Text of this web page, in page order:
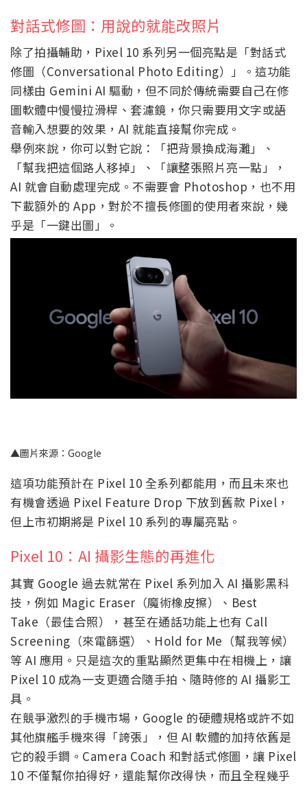
對話式修圖：用說的就能改照片
除了拍攝輔助，Pixel 10 系列另一個亮點是「對話式
修圖（Conversational Photo Editing）」。這功能
同樣由 Gemini AI 驅動，但不同於傳統需要自己在修
圖軟體中慢慢拉滑桿、套濾鏡，你只需要用文字或語
音輸入想要的效果，AI 就能直接幫你完成。
舉例來說，你可以對它說：「把背景換成海灘」、
「幫我把這個路人移掉」、「讓整張照片亮一點」，
AI 就會自動處理完成。不需要會 Photoshop，也不用
下載額外的 App，對於不擅長修圖的使用者來說，幾
乎是「一鍵出圖」。
▲圖片來源：Google
這項功能預計在 Pixel 10 全系列都能用，而且未來也
有機會透過 Pixel Feature Drop 下放到舊款 Pixel，
但上市初期將是 Pixel 10 系列的專屬亮點。
Pixel 10：AI 攝影生態的再進化
其實 Google 過去就常在 Pixel 系列加入 AI 攝影黑科
技，例如 Magic Eraser（魔術橡皮擦）、Best
Take（最佳合照），甚至在通話功能上也有 Call
Screening（來電篩選）、Hold for Me（幫我等候）
等 AI 應用。只是這次的重點顯然更集中在相機上，讓
Pixel 10 成為一支更適合隨手拍、隨時修的 AI 攝影工
具。
在競爭激烈的手機市場，Google 的硬體規格或許不如
其他旗艦手機來得「誇張」，但 AI 軟體的加持依舊是
它的殺手鐧。Camera Coach 和對話式修圖，讓 Pixel
10 不僅幫你拍得好，還能幫你改得快，而且全程幾乎